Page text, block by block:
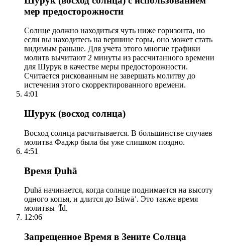
мер предосторожности
Солнце должно находиться чуть ниже горизонта, но
если вы находитесь на вершине горы, оно может стать
видимым раньше. Для учета этого многие графики
молитв вычитают 2 минуты из рассчитанного времени
для Шурук в качестве меры предосторожности.
Считается рискованным не завершать молитву до
истечения этого скорректированного времени.
4:01
Шурук (восход солнца)
Восход солнца расчитывается. В большинстве случаев
молитва Фаджр была бы уже слишком поздно.
4:51
Время Ḍuhā
Ḍuhā начинается, когда солнце поднимается на высоту
одного копья, и длится до Istiwāʾ. Это также время
молитвы ʿĪd.
12:06
Запрещенное Время в Зените Солнца